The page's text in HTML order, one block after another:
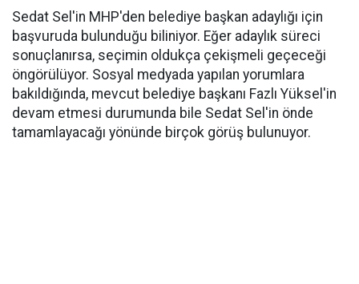
Sedat Sel'in MHP'den belediye başkan adaylığı için
başvuruda bulunduğu biliniyor. Eğer adaylık süreci
sonuçlanırsa, seçimin oldukça çekişmeli geçeceği
öngörülüyor. Sosyal medyada yapılan yorumlara
bakıldığında, mevcut belediye başkanı Fazlı Yüksel'in
devam etmesi durumunda bile Sedat Sel'in önde
tamamlayacağı yönünde birçok görüş bulunuyor.